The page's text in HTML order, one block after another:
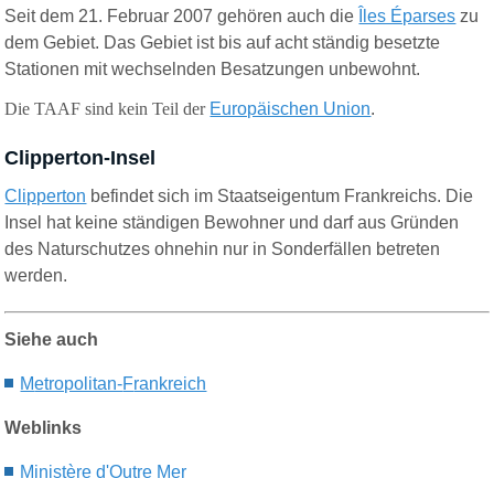
Seit dem 21. Februar 2007 gehören auch die
Îles Éparses zu
dem Gebiet. Das Gebiet ist bis auf acht ständig besetzte
Stationen mit wechselnden Besatzungen unbewohnt.
Die TAAF sind kein Teil der Europäischen Union.
Clipperton-Insel
Clipperton befindet sich im Staatseigentum Frankreichs. Die
Insel hat keine ständigen Bewohner und darf aus Gründen
des Naturschutzes ohnehin nur in Sonderfällen betreten
werden.
Siehe auch
Metropolitan-Frankreich
Weblinks
Ministère d'Outre Mer